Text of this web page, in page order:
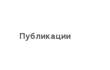
Публикации